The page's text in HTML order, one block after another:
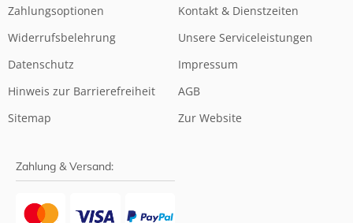
Zahlungsoptionen
Widerrufsbelehrung
Datenschutz
Hinweis zur Barrierefreiheit
Sitemap
Kontakt & Dienstzeiten
Unsere Serviceleistungen
Impressum
AGB
Zur Website
Zahlung & Versand: